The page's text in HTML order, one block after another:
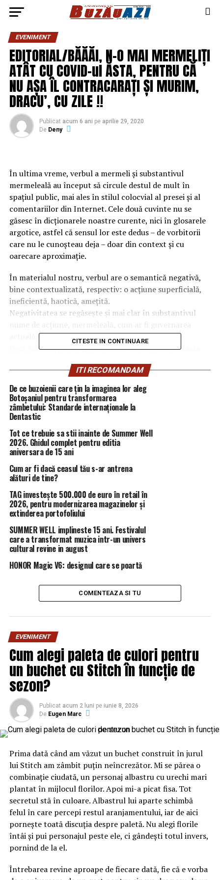
EVENIMENT
EDITORIAL/BĂĂĂI, N-O MAI MERMELIȚI
ATÂT CU COVID-ul ĂSTA, PENTRU CĂ
NU AȘA ÎL CONTRACARAȚI ȘI MURIM,
DRACU’, CU ZILE !!
Publicat acum 6 ani pe aprilie 29, 2020
De Deny
În ultima vreme, verbul a mermeli şi substantivul
mermeleală au început să circule destul de mult în
spaţiul public, mai ales în stilul colocvial al presei şi al
comentariilor din Internet. Cele două cuvinte nu se
găsesc în dicţionarele noastre curente, nici în glosarele
argotice, astfel că sensul lor este dedus – de vorbitorii
care nu le cunoşteau deja – doar din context şi cu
oarecare aproximaţie.
În materialul nostru, verbul are o semantică negativă,
bine contextualizată, respectiv: o acţiune superficială,
ineficientă, haotică, ameţită.
Negativitatea se regăseşte şi mai clar în substantivul
Deci, români, „să ne trezim odată din mermeleala asta
Generic, să scriem că, dacă până și Veorica a ajuns să-i
taxeze gafele (la care dansa este campioana absolută a
premierilor români din decembrie 1989, până acum),
atunci situaţia e groasă!
Singurul fenomen din lume care transformă omul în
animal este foamea. Îmi este teamă de reacția violentă,
previzibila de altfel, a comunităților sărace, fie ele de
rromi sau români (nu le subestimați numericul și nici
spiritul „organizatoric”, gen turmă, adică ad-hoc,
„model” foarte eficient la ieșirile neautorizate în stradă);
în această perioadă, predicția are toate condițiile
întrunite de a deveni realitate, potențată fiind și de
diletantismul lui Orban & Co (auziți: la Ploiești, PNL
scade efectiv în sondaje, iar de la București, Orban vede
că partidul crește!).
Eu m-am născut, am trăit și învățat, inclusiv prin
în muncă, până la 29 ani, în struțo-cămila de epocă a
făurire a societății socialiste multilateral dezvoltate.
Așadar, nu mă puteți acuza că nu cunosc direct acele
vremuri:
– am stat la cozi interminabile, dezarmante, la alimente,
rechizite etc.,
– m-am spălat cu apă caldă la ibric,
– după ora 22:00 am învățat la lampa cu gaz a bunicii de
la Ciorani,
– am adunat normat sticle, borcane și maculatură și le-
am dus la școală,
– am scris cu stilou „Pionier” și m-am încăltatat cu teniși
– am făcut muncă voluntară în curtea școlii și, toamna,
pe câmpiile patriei, adunând recolta,
– m-a urmărit Securitatea Județului Iași (de pe strada
Triumfului), în calitatea mea de secretar responsabil de
redacție al Revistei „Dialog” (fosta „Alma Mater”),
organul de presa al UASC din Universitatea „Al. I. Cuza”,
unde chiar redactorul șef, Sorin Antohi, era
informatorul Securității; după 1990, a ocupat pasager
funcția de demnitate publică de secretar de stat în
Ministerul învățământului,
Nota 1: Ca redactor şef al revistei studenţeşti „DIALOG“,
CITESTE IN CONTINUARE
ITI RECOMANDAM
De ce buzoienii care țin la imaginea lor aleg
Botoșaniul pentru transformarea
zâmbetului: Standarde internaționale la
Dentastic
Tot ce trebuie sa stii inainte de Summer Well
2026. Ghidul complet pentru editia
aniversara de 15 ani
Cum ar fi dacă ceasul tău s-ar antrena
alături de tine?
TAG investește 500.000 de euro în retail în
2026, pentru modernizarea magazinelor și
extinderea portofoliului
SUMMER WELL implineste 15 ani. Festivalul
care a transformat muzica intr-un univers
cultural revine in august
HONOR Magic V6: designul care se poartă
COMENTEAZA SI TU
EVENIMENT
Cum alegi paleta de culori pentru
un buchet cu Stitch în funcție de
sezon?
Publicat acum 2 luni pe iunie 8, 2026
De Eugen Marc
Prima dată când am văzut un buchet construit în jurul
lui Stitch am zâmbit puțin neîncrezător. Mi se părea o
combinație ciudată, un personaj albastru cu urechi mari
plantat în mijlocul florilor. Apoi mi-a picat fisa. Tot
secretul stă în culoare. Albastrul lui aparte schimbă
felul în care percepi restul aranjamentului, iar de aici
pornește toată discuția despre paletă. Nu alegi florile
întâi și pui personajul peste ele, ci gândești totul invers,
pornind de la el.
Întrebarea revine aproape de fiecare dată, fie că e vorba